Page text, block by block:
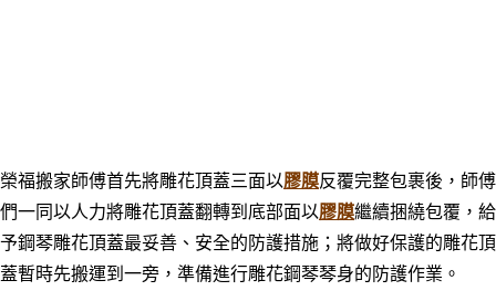
榮福搬家師傅首先將雕花頂蓋三面以膠膜反覆完整包裹後，師傅
們一同以人力將雕花頂蓋翻轉到底部面以膠膜繼續捆繞包覆，給
予鋼琴雕花頂蓋最妥善、安全的防護措施；將做好保護的雕花頂
蓋暫時先搬運到一旁，準備進行雕花鋼琴琴身的防護作業。